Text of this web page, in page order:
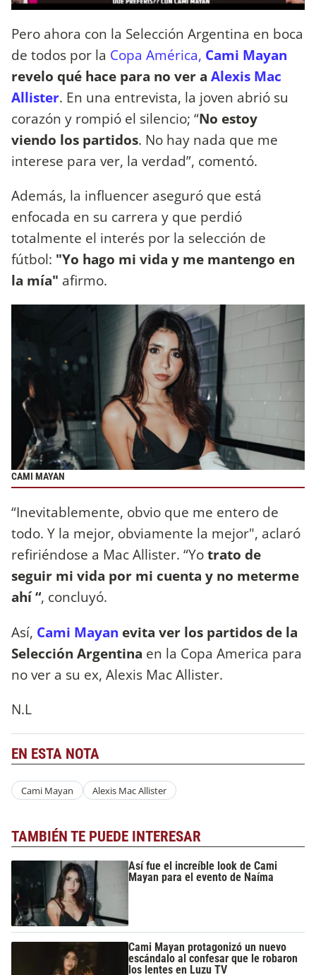
Pero ahora con la Selección Argentina en boca
de todos por la Copa América, Cami Mayan
revelo qué hace para no ver a Alexis Mac
Allister. En una entrevista, la joven abrió su
corazón y rompió el silencio; “No estoy
viendo los partidos. No hay nada que me
interese para ver, la verdad”, comentó.
Además, la influencer aseguró que está
enfocada en su carrera y que perdió
totalmente el interés por la selección de
fútbol: "Yo hago mi vida y me mantengo en
la mía" afirmo.
CAMI MAYAN
“Inevitablemente, obvio que me entero de
todo. Y la mejor, obviamente la mejor", aclaró
refiriéndose a Mac Allister. “Yotrato de
seguir mi vida por mi cuenta y no meterme
ahí “, concluyó.
Así, Cami Mayan evita ver los partidos de la
Selección Argentina en la Copa America para
no ver a su ex, Alexis Mac Allister.
N.L
EN ESTA NOTA
Cami Mayan Alexis Mac Allister
TAMBIÉN TE PUEDE INTERESAR
Así fue el increíble look de Cami
Mayan para el evento de Naíma
Cami Mayan protagonizó un nuevo
escándalo al confesar que le robaron
los lentes en Luzu TV